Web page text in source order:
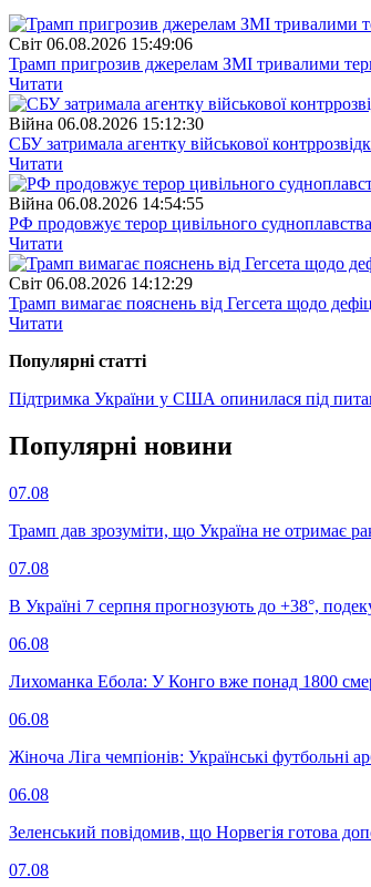
Свiт 06.08.2026 15:49:06
Трамп пригрозив джерелам ЗМІ тривалими
Читати
Війна 06.08.2026 15:12:30
СБУ затримала агентку військової
Читати
Війна 06.08.2026 14:54:55
РФ продовжує терор цивільного судноплавства
Читати
Свiт 06.08.2026 14:12:29
Трамп вимагає пояснень від Гегсета щодо
Читати
Популярнi статтi
Підтримка України у США опинилася під
Популярнi новини
07.08
Трамп дав зрозуміти, що Україна не отримає
07.08
В Україні 7 серпня прогнозують до +38°,
06.08
Лихоманка Ебола: У Конго вже понад 1800
06.08
Жіноча Ліга чемпіонів: Українські футбольні
06.08
Зеленський повідомив, що Норвегія готова
07.08